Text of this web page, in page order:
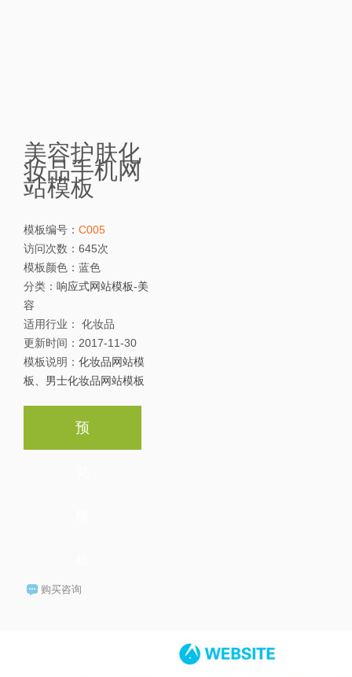
美容护肤化
妆品手机网
站模板
模板编号： C005
访问次数： 645次
模板颜色： 蓝色
分类： 响应式网站模板-美
容
适用行业： 化妆品
更新时间： 2017-11-30
模板说明： 化妆品网站模
板、男士化妆品网站模板
预
购买咨询